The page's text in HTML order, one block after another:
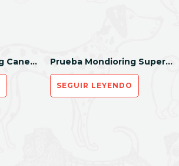
Prueba Mondioring Canem du Fire Prueba Mondioring SuperCan Antequera
SEGUIR LEYENDO